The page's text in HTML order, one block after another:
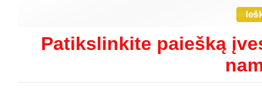
Patikslinkite paiešką